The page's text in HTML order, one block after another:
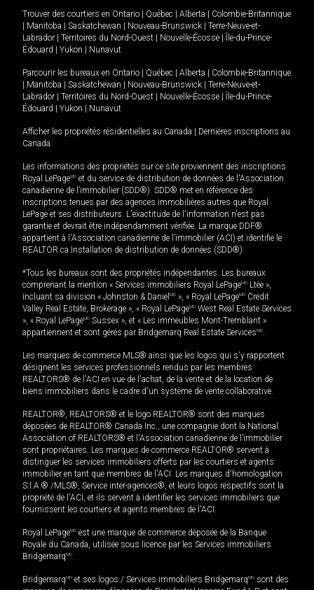
Trouver des courtiers en Ontario Québec Alberta
Colombie-Britannique
Manitoba Saskatchewan Nouveau-Brunswick
Terre-Neuve-et-
Labrador
Territoires du Nord-Ouest Nouvelle-Écosse
Île-du-Prince-
Édouard
Yukon Nunavut
Parcourir les bureaux en Ontario Québec Alberta
Colombie-Britannique
Manitoba Saskatchewan Nouveau-Brunswick
Terre-Neuve-et-
Labrador
Territoires du Nord-Ouest Nouvelle-Écosse
Île-du-Prince-
Édouard
Yukon Nunavut
Afficher les propriétés résidentielles au Canada
Dernières inscriptions au
Canada
Les informations des propriétés sur ce site proviennent des inscriptions
Royal LePageMD et du service de distribution de données de l'Association
canadienne de l’immobilier (SDD®). SDD® met en référence des
inscriptions tenues par des agences immobilières autres que Royal
LePage et ses distributeurs. L'exactitude de l'information n'est pas
garantie et devrait être indépendamment vérifiée. La marque DDF®
appartient à l'Association canadienne de l’immobilier (ACI) et identifie le
REALTOR.ca Installation de distribution de données (SDD®).
*Tous les bureaux sont des propriétés indépendantes. Les bureaux
comprenant la mention « Services immobiliers Royal LePageMD Ltée »,
incluant sa division « Johnston & Daniel MD », « Royal LePageMD Credit
Valley Real Estate, Brokerage », « Royal LePageMD West Real Estate Services
», « Royal LePageMD Sussex », et « Les immeubles Mont-Tremblant »
appartiennent et sont gérés par Bridgemarq Real Estate ServicesMD.
Les marques de commerce MLS® ainsi que les logos qui s'y rapportent
désignent les services professionnels rendus par les membres
REALTORS® de l'ACI en vue de l'achat, de la vente et de la location de
biens immobiliers dans le cadre d'un système de vente collaborative.
REALTOR®, REALTORS® et le logo REALTOR® sont des marques
déposées de REALTOR® Canada Inc., une compagnie dont la National
Association of REALTORS® et l'Association canadienne de l’immobilier
sont propriétaires. Les marques de commerce REALTOR® servent à
distinguer les services immobiliers offerts par les courtiers et agents
immobilier en tant que membres de l'ACI. Les marques d'homologation
S.I.A.® /MLS®, Service inter-agences®, et leurs logos respectifs sont la
propriété de l'ACI, et ils servent à identifier les services immobiliers que
fournissent les courtiers et agents membres de l'ACI.
Royal LePageMD est une marque de commerce déposée de la Banque
Royale du Canada, utilisée sous licence par les Services immobiliers
BridgemarqMD.
BridgemarqMD et ses logos / Services immobiliers BridgemarqMD sont des